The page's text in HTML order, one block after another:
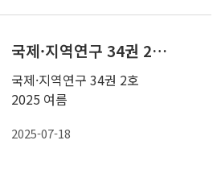
국제·지역연구 34권 2호 2025 여름
국제·지역연구 34권 2호
2025 여름
2025-07-18